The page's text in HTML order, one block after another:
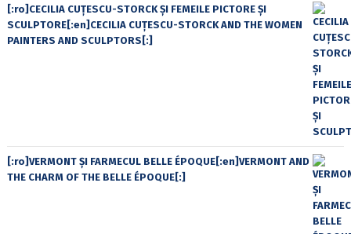
[:ro]CECILIA CUŢESCU-STORCK ŞI FEMEILE PICTORE ŞI
SCULPTORE[:en]CECILIA CUŢESCU-STORCK AND THE WOMEN
PAINTERS AND SCULPTORS[:]
[:ro]VERMONT ȘI FARMECUL BELLE ÉPOQUE[:en]VERMONT AND
THE CHARM OF THE BELLE ÉPOQUE[:]